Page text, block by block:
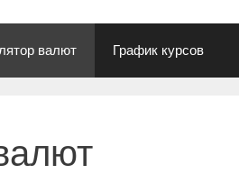
валют График курсов